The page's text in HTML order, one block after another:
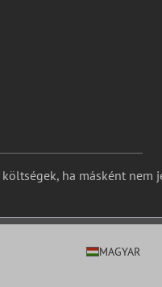
ha másként nem
MAGYAR